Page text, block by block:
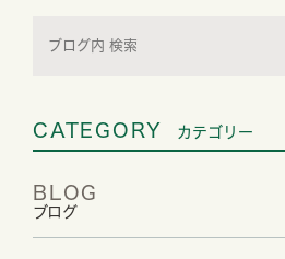
CATEGORY カテゴリー
BLOG
ブログ